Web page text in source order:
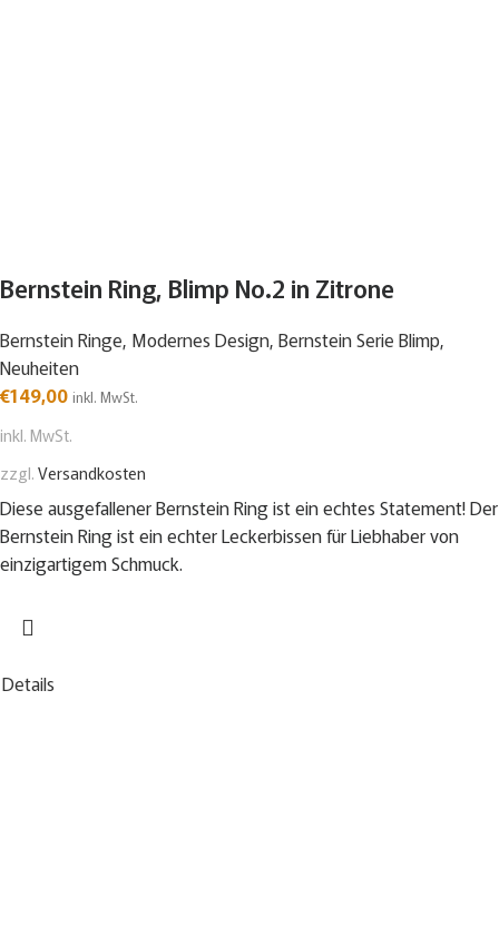
Bernstein Ring, Blimp No.2 in Zitrone
Bernstein Ringe, Modernes Design, Bernstein Serie Blimp,
Neuheiten
€149,00 inkl. MwSt.
inkl. MwSt.
zzgl.Versandkosten
Diese ausgefallener Bernstein Ring ist ein echtes Statement! Der
Bernstein Ring ist ein echter Leckerbissen für Liebhaber von
einzigartigem Schmuck.
Details